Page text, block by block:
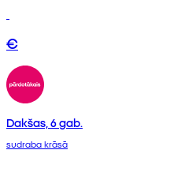
€
Dakšas, 6 gab.
sudraba krāsā